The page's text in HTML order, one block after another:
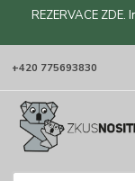
REZERVACE
+420 775693830